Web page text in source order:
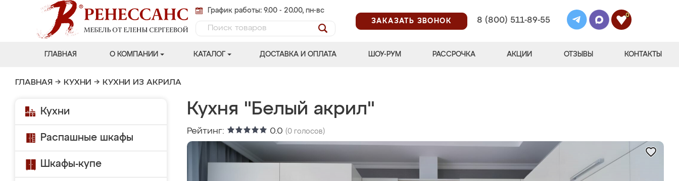
График работы: 9.00 - 20.00, пн-вс
ЗАКАЗАТЬ ЗВОНОК
8 (800) 511-89-55
0
ГЛАВНАЯ О КОМПАНИИ КАТАЛОГ ДОСТАВКА И ОПЛАТА ШОУ-РУМ РАССРОЧКА АКЦИИ ОТЗЫВЫ КОНТАКТЫ
ГЛАВНАЯ → КУХНИ → КУХНИ ИЗ АКРИЛА
Кухни
Распашные шкафы
Шкафы-купе
Кухня "Белый акрил"
Рейтинг: 0.0 (0 голосов)